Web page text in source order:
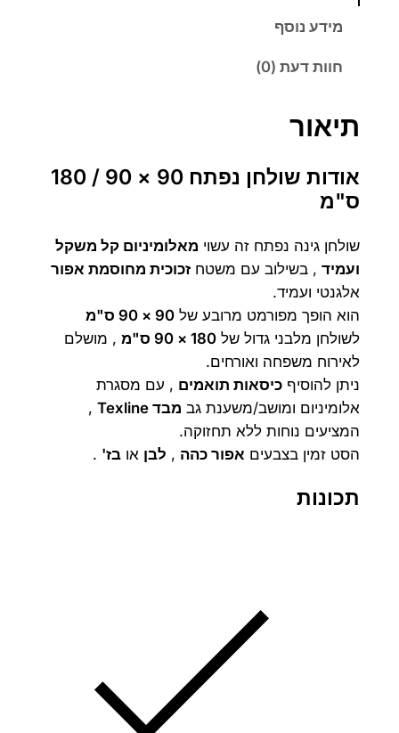
8
.
.
ן
כ
ו
י
ת
9
0
*
9
0
/
1
8
מידע נוסף
חוות דעת (0)
תיאור
אודות שולחן נפתח 90 × 90 / 180
ס"מ
שולחן גינה נפתח זה עשוי מאלומיניום קל משקל
ועמיד, בשילוב עם משטח זכוכית מחוסמת אפור
אלגנטי ועמיד.
הוא הופך מפורמט מרובע של 90 × 90 ס"מ
לשולחן מלבני גדול של 180 × 90 ס"מ
, מושלם
לאירוח משפחה ואורחים.
ניתן להוסיף כיסאות תואמים , עם מסגרת
אלומיניום ומושב/משענת גב מבד Texline
,
המציעים נוחות ללא תחזוקה.
הסט זמין בצבעים אפור כהה , לבן או בז' .
תכונות